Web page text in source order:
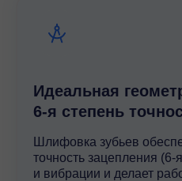
Идеальная
6-я степень
Шлифовка зубьев
точность зацепления
и вибрации и делает